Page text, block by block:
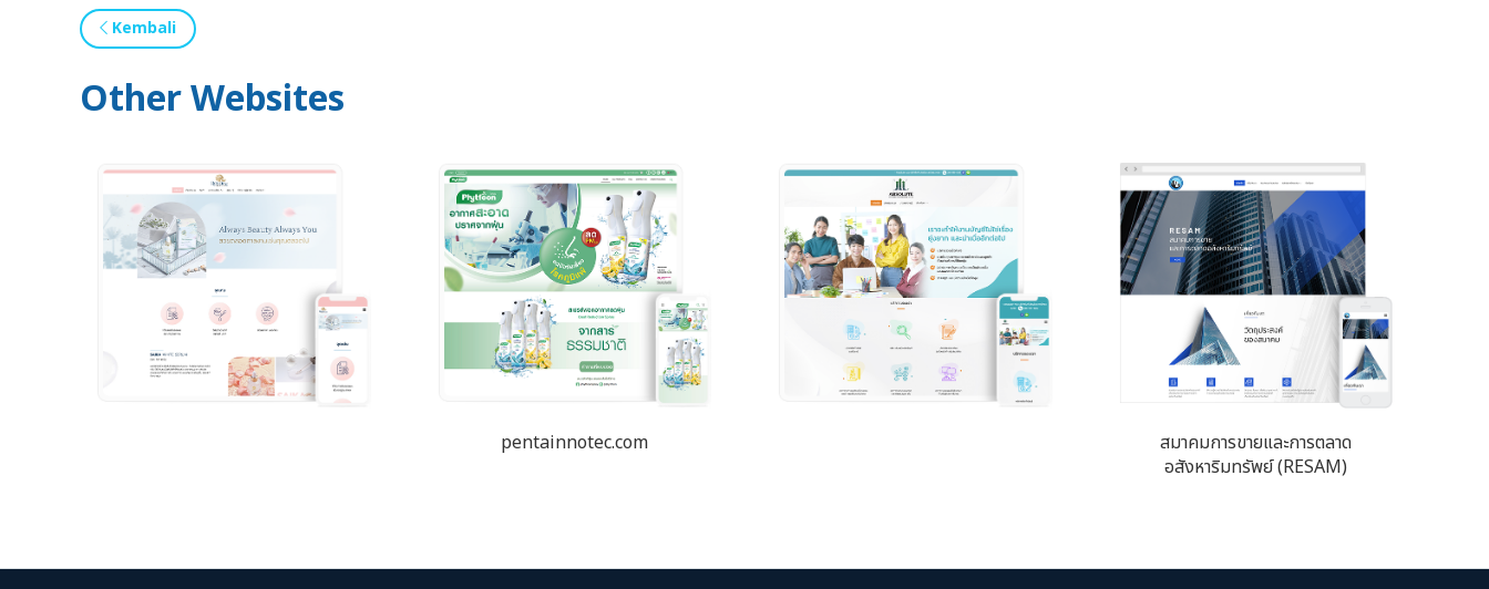
Kembali
Other Websites
pentainnotec.com
สมาคมการขายและการตลาด
อสังหาริมทรัพย์ (RESAM)